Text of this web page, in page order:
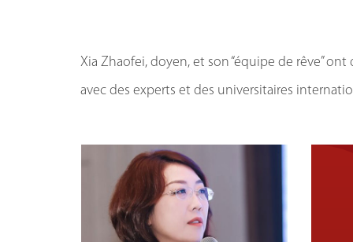
Xia Zhaofei, doyen, et son “équipe de rêve”
avec des experts et des universitaires